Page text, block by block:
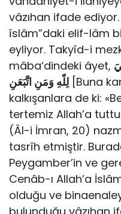
vâzıhan ifade
îslâm”daki elif-lâm
eyliyor. Takyîd-i
mâba‘dindeki âyet,
لِلّهِ وَمَنِ اتَّبَعَنِ [Buna
kalkışanlara de ki:
tertemiz Allah’a
(Âl-i İmran, 20)
tasrîh etmiştir.
Peygamber’in ve
Cenâb-ı Allah’a
olduğu ve